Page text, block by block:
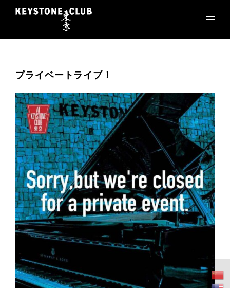
ン
プライベートライブ！